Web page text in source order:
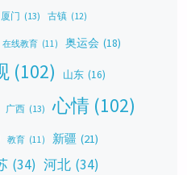
厦门 (13) 古镇 (12)
在线教育 (11) 奥运会 (18)
(102) 山东 (16)
广西 (13) 心情 (102)
教育 (11) 新疆 (21)
(34) 河北 (34)